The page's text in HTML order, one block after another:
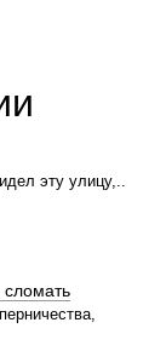
эту улицу,..
сломать